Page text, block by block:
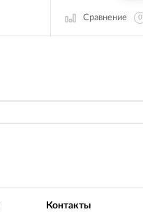
Сравнение 0
Контакты